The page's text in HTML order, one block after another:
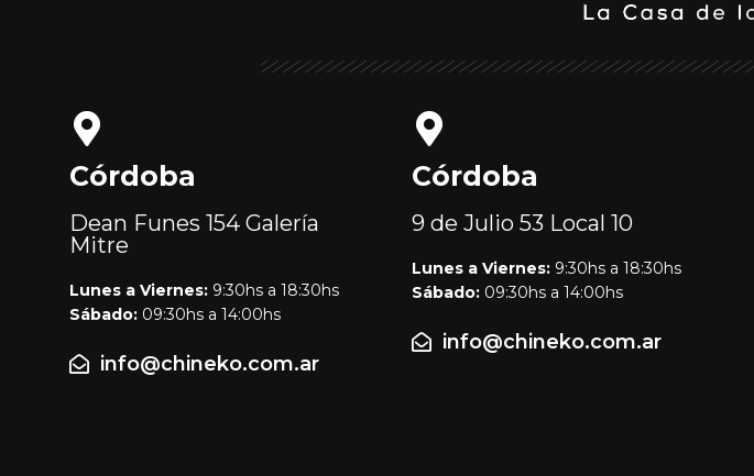
Córdoba
Dean Funes 154Galería
Mitre
Lunes a Viernes: 9:30hs a 18:30hs
Sábado: 09:30hs a 14:00hs
info@chineko.com.ar
Córdoba
9 de Julio 53 Local 10
Lunes a Viernes: 9:30hs a 18:30hs
Sábado: 09:30hs a 14:00hs
info@chineko.com.ar